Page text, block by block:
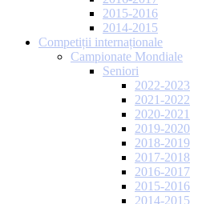
2015-2016
2014-2015
Competiții internaționale
Campionate Mondiale
Seniori
2022-2023
2021-2022
2020-2021
2019-2020
2018-2019
2017-2018
2016-2017
2015-2016
2014-2015